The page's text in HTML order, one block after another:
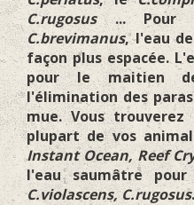
C.rugosus... Pour
C.brevimanus, l'eau
façon plus espacée.
pour le maitien
l'élimination des
mue. Vous
plupart de vos
Instant Ocean, Reef
l'eau saumâtre
C.violascens, C.rugosus.